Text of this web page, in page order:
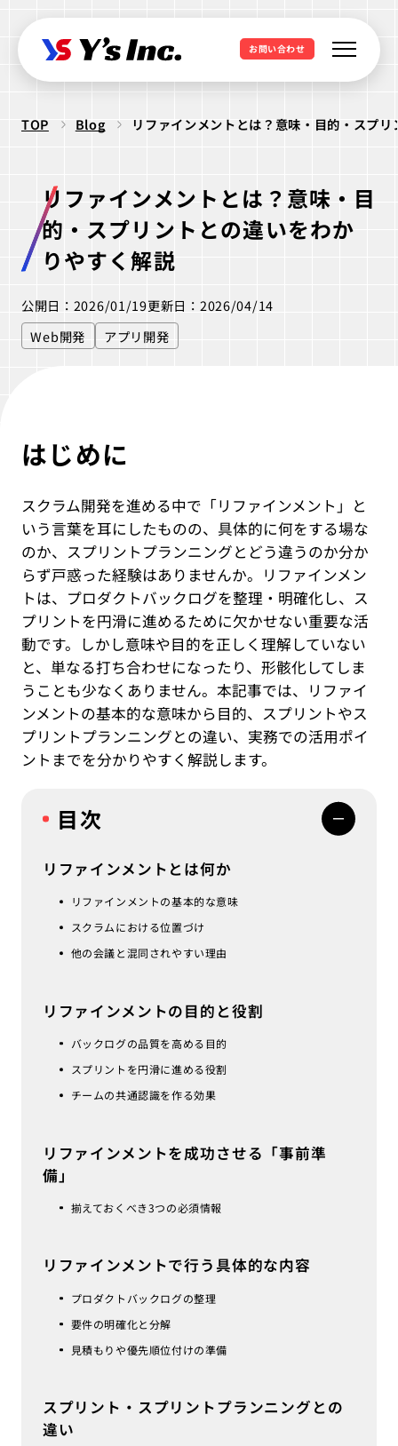
お問い合わせ
Web制作
コーポレートサイト制作
採用サイト制作
WordPressカスタム
セキュリティ診断
UI/UX設計
Webマーケティング支援
SEO支援
データ基盤構築
BIツール導入
データ分析&UI改善
Webサイト活用支援
Web開発・アプリ開発
・ラボ型開発
Webシステム開発
クリエイティブ制作
ロゴ制作
アニメ公式サイト制作
IT派遣サービス
デザイナー
EdtechTraining
Works
Company
Blog
Privacy policy
TOP Blog リファインメントとは？意味・目的・スプ
リファインメントとは？意味・目
的・スプリントとの違いをわか
りやすく解説
公開日：2026/01/19更新日：2026/04/14
Web開発
アプリ開発
はじめに
スクラム開発を進める中で「リファインメント」と
いう言葉を耳にしたものの、具体的に何をする場な
のか、スプリントプランニングとどう違うのか分か
らず戸惑った経験はありませんか。リファインメン
トは、プロダクトバックログを整理・明確化し、ス
プリントを円滑に進めるために欠かせない重要な活
動です。しかし意味や目的を正しく理解していない
と、単なる打ち合わせになったり、形骸化してしま
うことも少なくありません。本記事では、リファイ
ンメントの基本的な意味から目的、スプリントやス
プリントプランニングとの違い、実務での活用ポイ
ントまでを分かりやすく解説します。
目次
リファインメントとは何か
リファインメントの基本的な意味
スクラムにおける位置づけ
他の会議と混同されやすい理由
リファインメントの目的と役割
バックログの品質を高める目的
スプリントを円滑に進める役割
チームの共通認識を作る効果
リファインメントを成功させる「事前準
備」
揃えておくべき3つの必須情報
リファインメントで行う具体的な内容
プロダクトバックログの整理
要件の明確化と分解
見積もりや優先順位付けの準備
スプリント・スプリントプランニングとの
違い